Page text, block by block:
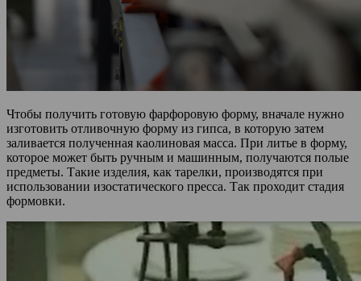
Чтобы получить готовую фарфоровую форму, вначале нужно
изготовить отливочную форму из гипса, в которую затем
заливается полученная каолиновая масса. При литье в форму,
которое может быть ручным и машинным, получаются полые
предметы. Такие изделия, как тарелки, производятся при
использовании изостатического пресса. Так проходит стадия
формовки.